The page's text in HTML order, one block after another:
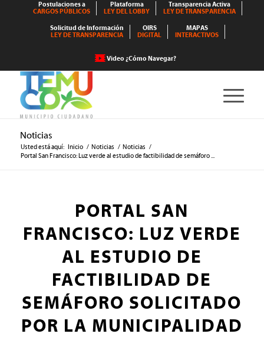
Postulaciones a
CARGOS PÚBLICOS
Plataforma
LEY DEL LOBBY
Transparencia Activa
LEY DE TRANSPARENCIA
Solicitud de Información
LEY DE TRANSPARENCIA
OIRS
DIGITAL
MAPAS
INTERACTIVOS
Video ¿Cómo Navegar?
Noticias
Usted está aquí: Inicio / Noticias / Noticias /
Portal San Francisco: Luz verde al estudio de factibilidad de semáforo ...
PORTAL SAN
FRANCISCO: LUZ VERDE
AL ESTUDIO DE
FACTIBILIDAD DE
SEMÁFORO SOLICITADO
POR LA MUNICIPALIDAD